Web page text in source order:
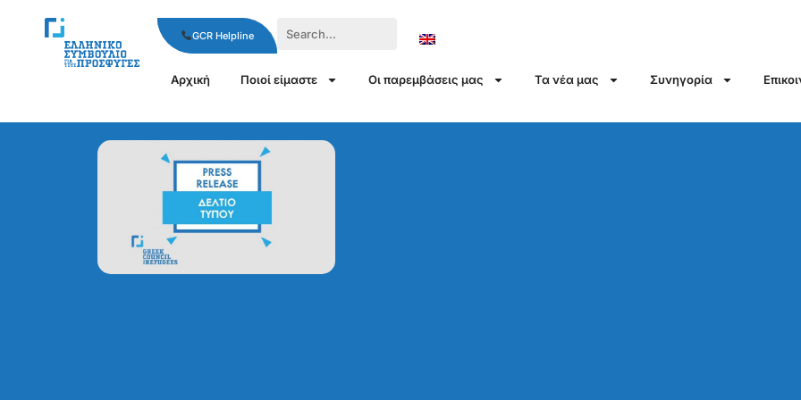
GCR Helpline
Αρχική Ποιοί είμαστε Οι παρεμβάσεις μας Τα νέα μας Συνηγορία